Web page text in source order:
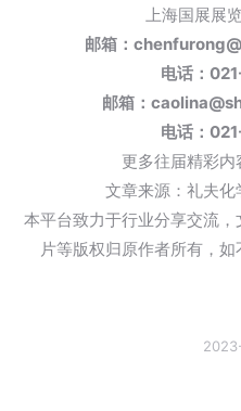
上海国展展
邮箱：
电话：
邮箱：
电话：
更多往届精彩内
文章来源： 礼夫化
本平台致力于行业分享交流
片等版权归原作者所有，如